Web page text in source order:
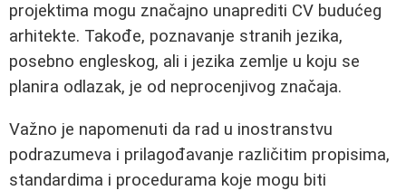
projektima mogu značajno unaprediti CV budućeg
arhitekte. Takođe, poznavanje stranih jezika,
posebno engleskog, ali i jezika zemlje u koju se
planira odlazak, je od neprocenjivog značaja.
Važno je napomenuti da rad u inostranstvu
podrazumeva i prilagođavanje različitim propisima,
standardima i procedurama koje mogu biti